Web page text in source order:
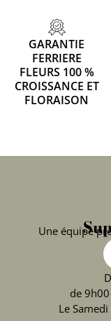
GARANTIE
FERRIERE
FLEURS 100 %
CROISSANCE ET
FLORAISON
Une équipe
de
Le